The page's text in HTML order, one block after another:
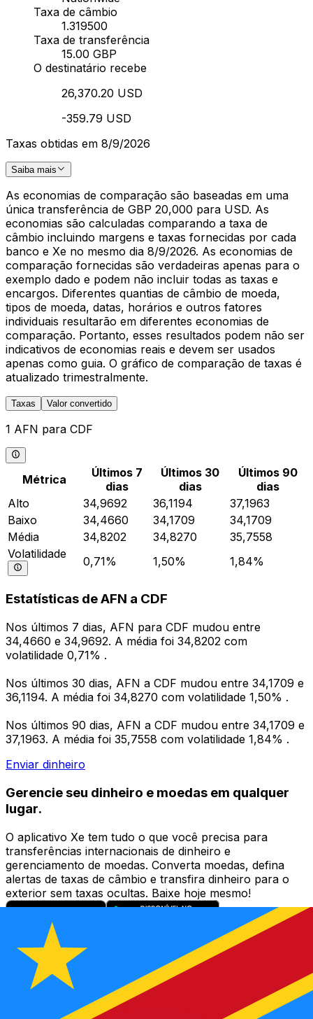
Taxa de câmbio
1.319500
Taxa de transferência
15.00 GBP
O destinatário recebe
26,370.20 USD
-359.79 USD
Taxas obtidas em 8/9/2026
Saiba mais
As economias de comparação são baseadas em uma
única transferência de GBP 20,000 para USD. As
economias são calculadas comparando a taxa de
câmbio incluindo margens e taxas fornecidas por cada
banco e Xe no mesmo dia 8/9/2026. As economias de
comparação fornecidas são verdadeiras apenas para o
exemplo dado e podem não incluir todas as taxas e
encargos. Diferentes quantias de câmbio de moeda,
tipos de moeda, datas, horários e outros fatores
individuais resultarão em diferentes economias de
comparação. Portanto, esses resultados podem não ser
indicativos de economias reais e devem ser usados
apenas como guia. O gráfico de comparação de taxas é
atualizado trimestralmente.
Taxas Valor convertido
1 AFN para CDF
Métrica
Últimos 7
dias
Últimos 30
dias
Últimos 90
dias
Alto
34,9692 36,1194
37,1963
Baixo
34,4660 34,1709
34,1709
Média
34,8202 34,8270
35,7558
Volatilidade
0,71% 1,50% 1,84%
Estatísticas de AFN a CDF
Nos últimos 7 dias, AFN para CDF mudou entre
34,4660 e 34,9692. A média foi 34,8202 com
volatilidade 0,71% .
Nos últimos 30 dias, AFN a CDF mudou entre 34,1709 e
36,1194. A média foi 34,8270 com volatilidade 1,50% .
Nos últimos 90 dias, AFN a CDF mudou entre 34,1709 e
37,1963. A média foi 35,7558 com volatilidade 1,84% .
Enviar dinheiro
Gerencie seu dinheiro e moedas em qualquer
lugar.
O aplicativo Xe tem tudo o que você precisa para
transferências internacionais de dinheiro e
gerenciamento de moedas. Converta moedas, defina
alertas de taxas de câmbio e transfira dinheiro para o
exterior sem taxas ocultas. Baixe hoje mesmo!